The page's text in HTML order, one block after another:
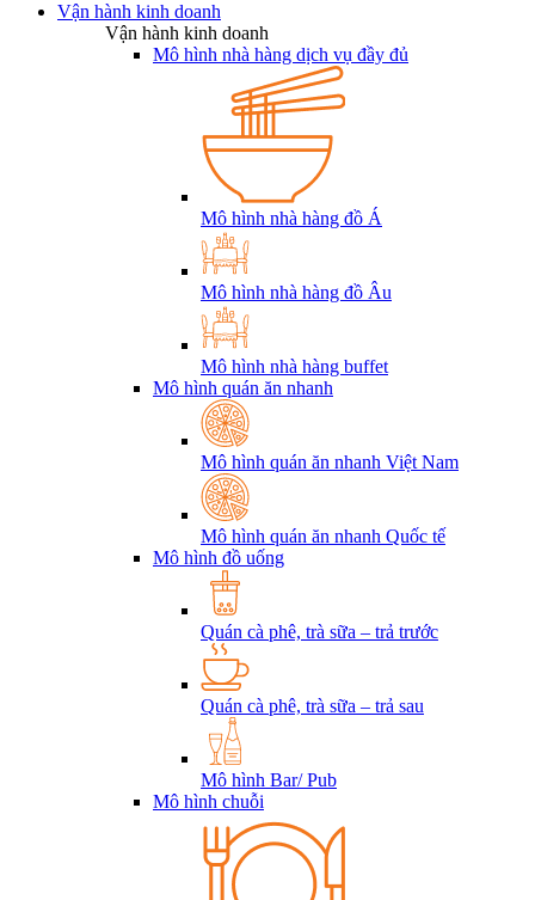
Vận hành kinh doanh
Vận hành kinh doanh
Mô hình nhà hàng dịch vụ đầy đủ
Mô hình nhà hàng đồ Á
Mô hình nhà hàng đồ Âu
Mô hình nhà hàng buffet
Mô hình quán ăn nhanh
Mô hình quán ăn nhanh Việt Nam
Mô hình quán ăn nhanh Quốc tế
Mô hình đồ uống
Quán cà phê, trà sữa – trả trước
Quán cà phê, trà sữa – trả sau
Mô hình Bar/ Pub
Mô hình chuỗi